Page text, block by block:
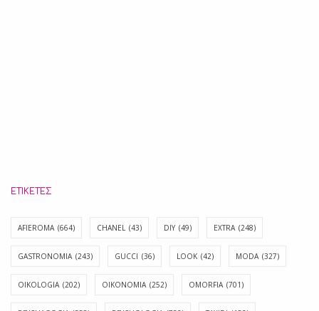
ΕΤΙΚΈΤΕΣ
AFIEROMA (664) CHANEL (43) DIY (49) EXTRA (248)
GASTRONOMIA (243) GUCCI (36) LOOK (42) MODA (327)
OIKOLOGIA (202) OIKONOMIA (252) OMORFIA (701)